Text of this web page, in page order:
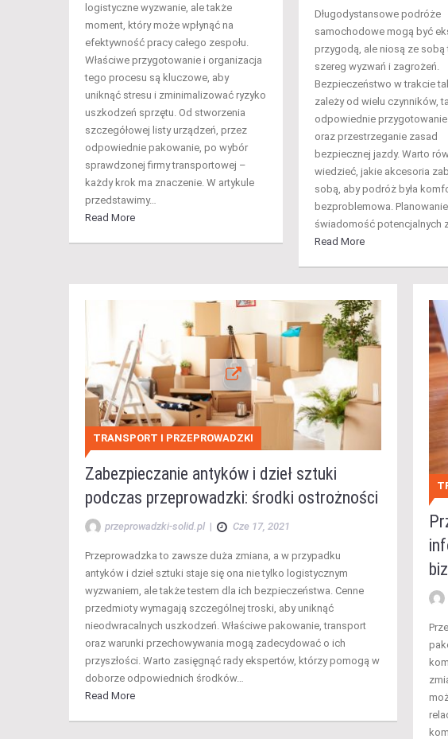
logistyczne wyzwanie, ale także
moment, który może wpłynąć na
efektywność pracy całego zespołu.
Właściwe przygotowanie i organizacja
tego procesu są kluczowe, aby
uniknąć stresu i zminimalizować ryzyko
uszkodzeń sprzętu. Od stworzenia
szczegółowej listy urządzeń, przez
odpowiednie pakowanie, po wybór
sprawdzonej firmy transportowej –
każdy krok ma znaczenie. W artykule
przedstawimy…
Read More
Długodystansowe podróże
samochodowe mogą być
przygodą, ale niosą ze sobą
szereg wyzwań i zagrożeń.
Bezpieczeństwo w trakcie
zależy od wielu czynników,
odpowiednie
oraz przestrzeganie zasad
bezpiecznej jazdy. Warto
wiedzieć, jakie akcesoria
sobą, aby podróż była
bezproblemowa.
świadomość potencjalnych
Read More
TRANSPORT I PRZEPROWADZKI
Zabezpieczanie antyków i dzieł sztuki
podczas przeprowadzki: środki ostrożności
przeprowadzki-solid.pl | Cze 17, 2021
Przeprowadzka to zawsze duża zmiana, a w przypadku
antyków i dzieł sztuki staje się ona nie tylko logistycznym
wyzwaniem, ale także testem dla ich bezpieczeństwa. Cenne
przedmioty wymagają szczególnej troski, aby uniknąć
nieodwracalnych uszkodzeń. Właściwe pakowanie, transport
oraz warunki przechowywania mogą zadecydować o ich
przyszłości. Warto zasięgnąć rady ekspertów, którzy pomogą w
doborze odpowiednich środków…
Read More